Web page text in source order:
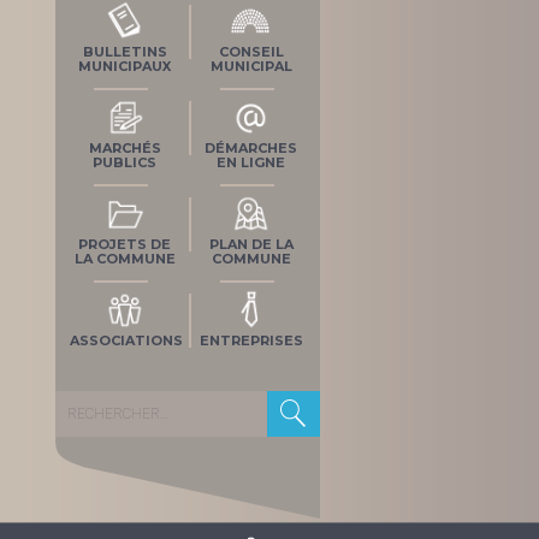
BULLETINS
MUNICIPAUX
CONSEIL
MUNICIPAL
MARCHÉS
PUBLICS
DÉMARCHES
EN LIGNE
PROJETS DE
LA COMMUNE
PLAN DE LA
COMMUNE
ASSOCIATIONS ENTREPRISES
Rechercher :